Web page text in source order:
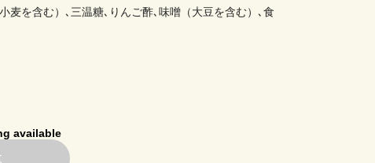
を含む）､三温糖､りんご酢､味噌（大豆を含む）､食
available